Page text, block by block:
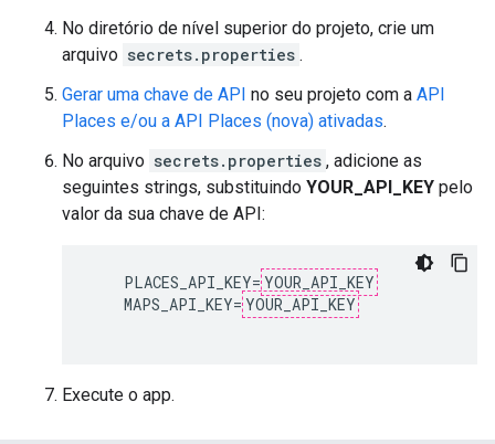
No diretório de nível superior do projeto, crie um
arquivo secrets.properties .
Gerar uma chave de API no seu projeto com a API
Places e/ou a API Places (nova) ativadas.
No arquivo secrets.properties , adicione as
seguintes strings, substituindo YOUR_API_KEY pelo
valor da sua chave de API:
    PLACES_API_KEY=
YOUR_API_KEY
    MAPS_API_KEY=
YOUR_API_KEY
Execute o app.